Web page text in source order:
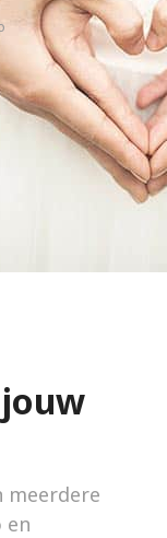
meerdere
en